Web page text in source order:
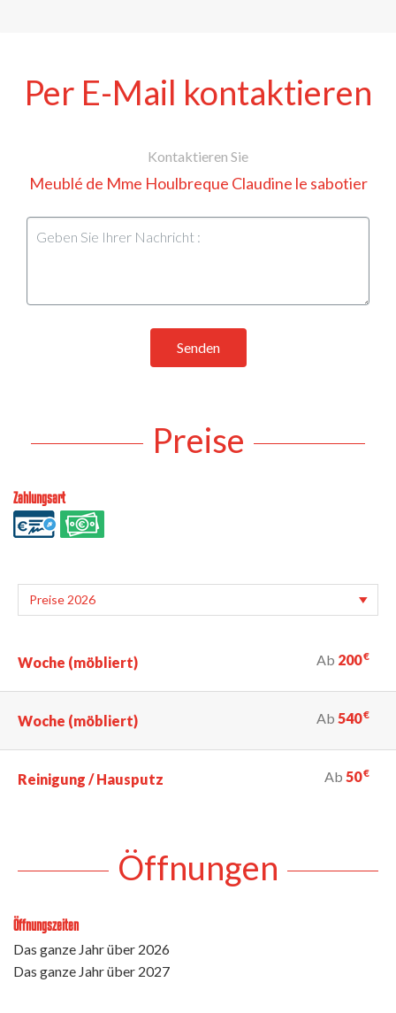
Per E-Mail kontaktieren
Kontaktieren Sie
Meublé de Mme Houlbreque Claudine le sabotier
Senden
Preise
Zahlungsart
Woche (möbliert) Ab 200€
Woche (möbliert) Ab 540€
Reinigung / Hausputz Ab 50€
Öffnungen
Öffnungszeiten
Das ganze Jahr über 2026
Das ganze Jahr über 2027